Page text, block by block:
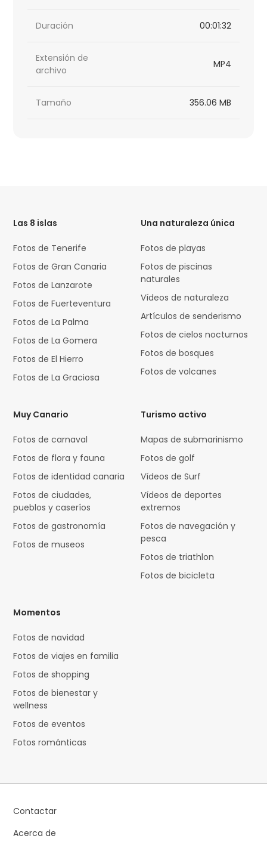
Duración 00:01:32
Extensión de
archivo
MP4
Tamaño 356.06 MB
Las 8 islas
Fotos de Tenerife
Fotos de Gran Canaria
Fotos de Lanzarote
Fotos de Fuerteventura
Fotos de La Palma
Fotos de La Gomera
Fotos de El Hierro
Fotos de La Graciosa
Una naturaleza única
Fotos de playas
Fotos de piscinas
naturales
Vídeos de naturaleza
Artículos de senderismo
Fotos de cielos nocturnos
Fotos de bosques
Fotos de volcanes
Muy Canario
Fotos de carnaval
Fotos de flora y fauna
Fotos de identidad canaria
Fotos de ciudades,
pueblos y caseríos
Fotos de gastronomía
Fotos de museos
Turismo activo
Mapas de submarinismo
Fotos de golf
Vídeos de Surf
Vídeos de deportes
extremos
Fotos de navegación y
pesca
Fotos de triathlon
Fotos de bicicleta
Momentos
Fotos de navidad
Fotos de viajes en familia
Fotos de shopping
Fotos de bienestar y
wellness
Fotos de eventos
Fotos románticas
Contactar
Acerca de